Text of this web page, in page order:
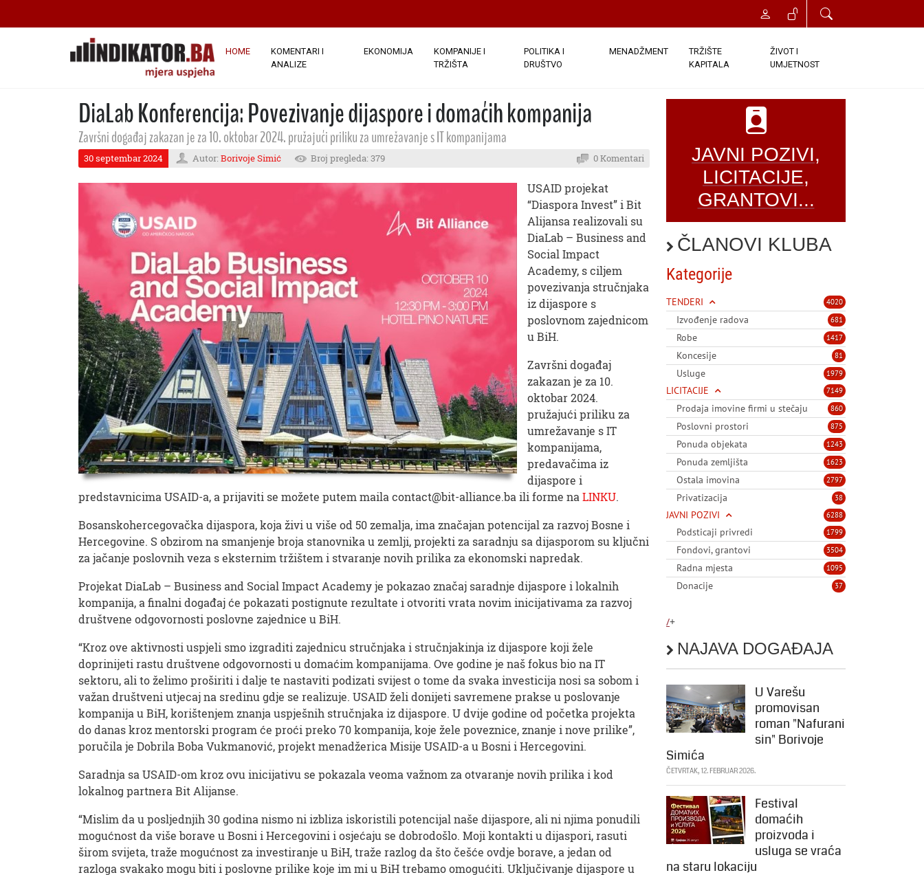
HOME
KOMENTARI I
ANALIZE
EKONOMIJA
KOMPANIJE I
TRŽIŠTA
POLITIKA I
DRUŠTVO
MENADŽMENT
TRŽIŠTE
KAPITALA
ŽIVOT I
UMJETNOST
DiaLab Konferencija: Povezivanje dijaspore i domaćih kompanija
Završni događaj zakazan je za 10. oktobar 2024. pružajući priliku za umrežavanje s IT kompanijama
30 septembar 2024 Autor: Borivoje Simić Broj pregleda: 379 0 Komentari
USAID projekat
“Diaspora Invest” i Bit
Alijansa realizovali su
DiaLab – Business and
Social Impact
Academy, s ciljem
povezivanja stručnjaka
iz dijaspore s
poslovnom zajednicom
u BiH.
Završni događaj
zakazan je za 10.
oktobar 2024.
pružajući priliku za
umrežavanje s IT
kompanijama,
predavačima iz
dijaspore i
predstavnicima USAID-a, a prijaviti se možete putem maila contact@bit-alliance.ba ili forme na LINKU.
Bosanskohercegovačka dijaspora, koja živi u više od 50 zemalja, ima značajan potencijal za razvoj Bosne i
Hercegovine. S obzirom na smanjenje broja stanovnika u zemlji, projekti za saradnju sa dijasporom su ključni
za jačanje poslovnih veza s eksternim tržištem i stvaranje novih prilika za ekonomski napredak.
Projekat DiaLab – Business and Social Impact Academy je pokazao značaj saradnje dijaspore i lokalnih
kompanija, a finalni događaj će pokazati postignute rezultate i otvoriti vrata novim inicijativama za razvoj
društvene odgovornosti poslovne zajednice u BiH.
“Kroz ove aktivnosti uspjeli smo izgraditi zajednicu stručnjaka i stručnjakinja iz dijaspore koji žele
doprinijeti rastu društvene odgovornosti u domaćim kompanijama. Ove godine je naš fokus bio na IT
sektoru, ali to želimo proširiti i dalje te nastaviti podizati svijest o tome da svaka investicija nosi sa sobom i
važan društveni utjecaj na sredinu gdje se realizuje. USAID želi donijeti savremene prakse u poslovanje
kompanija u BiH, korištenjem znanja uspješnih stručnjaka iz dijaspore. U dvije godine od početka projekta
do danas kroz mentorski program će proći preko 70 kompanija, koje žele poveznice, znanje i nove prilike”,
poručila je Dobrila Boba Vukmanović, projekt menadžerica Misije USAID-a u Bosni i Hercegovini.
Saradnja sa USAID-om kroz ovu inicijativu se pokazala veoma važnom za otvaranje novih prilika i kod
lokalnog partnera Bit Alijanse.
“Mislim da u posljednjih 30 godina nismo ni izbliza iskoristili potencijal naše dijaspore, ali ni njima ponudili
mogućnost da više borave u Bosni i Hercegovini i osjećaju se dobrodošlo. Moji kontakti u dijaspori, rasuti
širom svijeta, traže mogućnost za investiranje u BiH, traže razlog da što češće ovdje borave, a jedan od
razloga svakako mogu biti i poslovne prilike koje im mi u BiH trebamo omogućiti. Uključivanje dijaspore u
JAVNI POZIVI,
LICITACIJE,
GRANTOVI...
ČLANOVI KLUBA
Kategorije
4020
TENDERI
681
Izvođenje radova
1417
Robe
81
Koncesije
1979
Usluge
7149
LICITACIJE
860
Prodaja imovine firmi u stečaju
875
Poslovni prostori
1243
Ponuda objekata
1623
Ponuda zemljišta
2797
Ostala imovina
38
Privatizacija
6288
JAVNI POZIVI
1799
Podsticaji privredi
3504
Fondovi, grantovi
1095
Radna mjesta
37
Donacije
/+
NAJAVA DOGAĐAJA
U Varešu
promovisan
roman "Nafurani
sin" Borivoje
Simića
ČETVRTAK, 12. FEBRUAR 2026.
Festival
domaćih
proizvoda i
usluga se vraća
na staru lokaciju